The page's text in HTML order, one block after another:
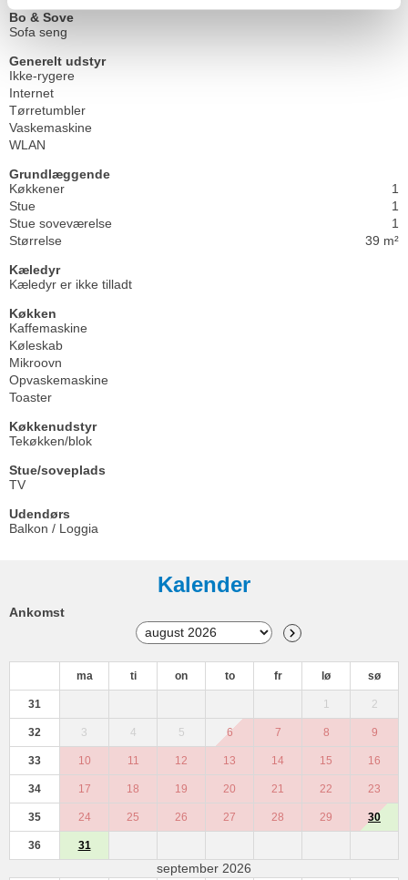
Bo & Sove
Sofa seng
Generelt udstyr
Ikke-rygere
Internet
Tørretumbler
Vaskemaskine
WLAN
Grundlæggende
Køkkener
1
Stue
1
Stue soveværelse
1
Størrelse
39 m²
Kæledyr
Kæledyr er ikke tilladt
Køkken
Kaffemaskine
Køleskab
Mikroovn
Opvaskemaskine
Toaster
Køkkenudstyr
Tekøkken/blok
Stue/soveplads
TV
Udendørs
Balkon / Loggia
Kalender
Ankomst
ma ti on to fr lø sø
31 1 2
32 3 4 5 6 7 8 9
33 10 11 12 13 14 15 16
34 17 18 19 20 21 22 23
35 24 25 26 27 28 29 30
36 31
september 2026